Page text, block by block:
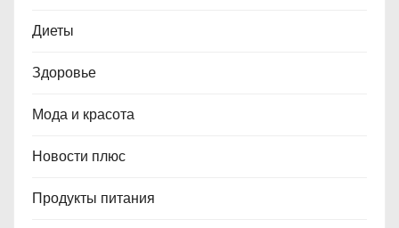
Диеты
Здоровье
Мода и красота
Новости плюс
Продукты питания